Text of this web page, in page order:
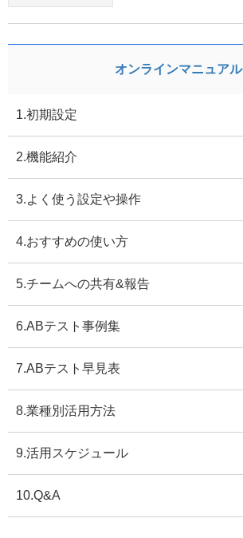
オンラインマニュアル
1.初期設定
2.機能紹介
3.よく使う設定や操作
4.おすすめの使い方
5.チームへの共有&報告
6.ABテスト事例集
7.ABテスト早見表
8.業種別活用方法
9.活用スケジュール
10.Q&A